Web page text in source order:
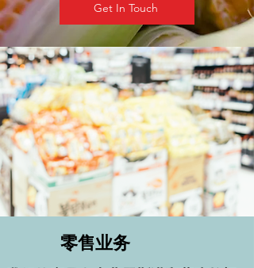
Get In Touch
零售业务